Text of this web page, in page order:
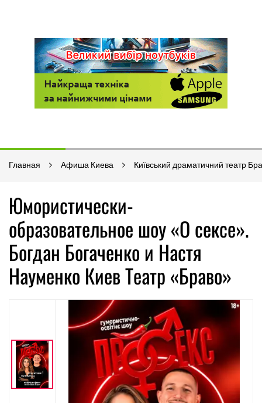
Главная Афиша Киева Київський драматичний театр
Юмористически-
образовательное шоу «О сексе».
Богдан Богаченко и Настя
Науменко Киев Театр «Браво»